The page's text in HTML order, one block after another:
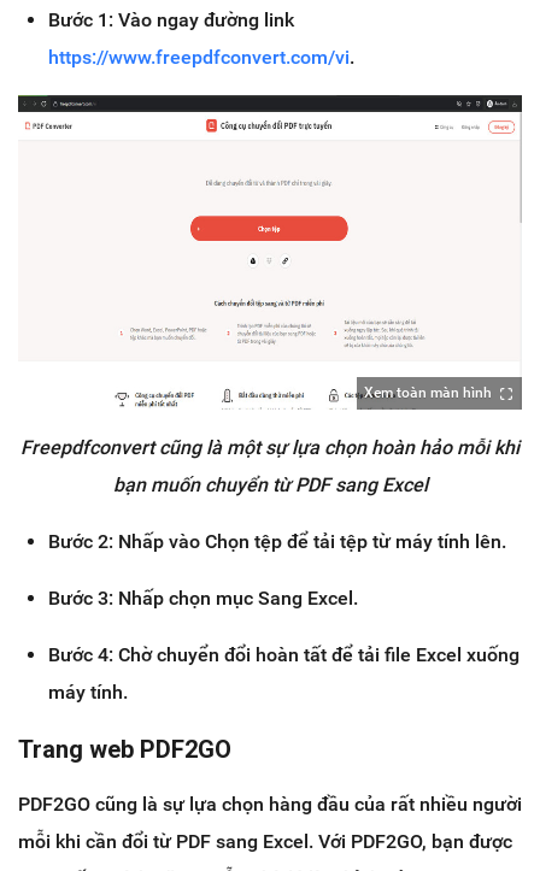
Bước 1: Vào ngay đường link
https://www.freepdfconvert.com/vi.
Xem toàn màn hình
Freepdfconvert cũng là một sự lựa chọn hoàn hảo mỗi khi
bạn muốn chuyển từ PDF sang Excel
Bước 2: Nhấp vào Chọn tệp để tải tệp từ máy tính lên.
Bước 3: Nhấp chọn mục Sang Excel.
Bước 4: Chờ chuyển đổi hoàn tất để tải file Excel xuống
máy tính.
Trang web PDF2GO
PDF2GO cũng là sự lựa chọn hàng đầu của rất nhiều người
mỗi khi cần đổi từ PDF sang Excel. Với PDF2GO, bạn được